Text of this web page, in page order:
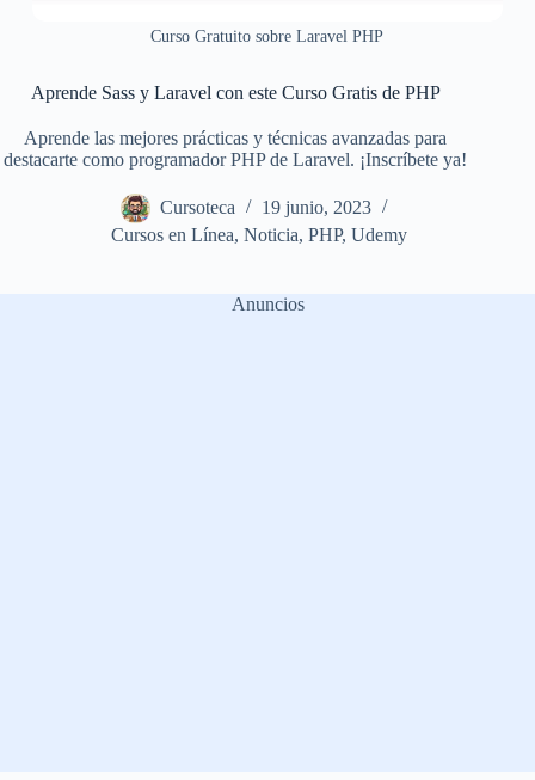
Curso Gratuito sobre Laravel PHP
Aprende Sass y Laravel con este Curso Gratis de PHP
Aprende las mejores prácticas y técnicas avanzadas para
destacarte como programador PHP de Laravel. ¡Inscríbete ya!
Cursoteca
19 junio, 2023
Cursos en Línea,Noticia,PHP,Udemy
Anuncios